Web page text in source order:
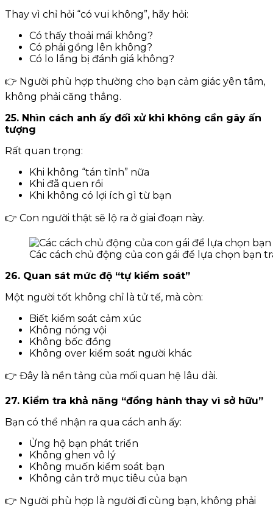
Thay vì chỉ hỏi “có vui không”, hãy hỏi:
Có thấy thoải mái không?
Có phải gồng lên không?
Có lo lắng bị đánh giá không?
👉 Người phù hợp thường cho bạn cảm giác yên tâm,
không phải căng thẳng.
25. Nhìn cách anh ấy đối xử khi không cần gây ấn
tượng
Rất quan trọng:
Khi không “tán tỉnh” nữa
Khi đã quen rồi
Khi không có lợi ích gì từ bạn
👉 Con người thật sẽ lộ ra ở giai đoạn này.
Các cách chủ động của con gái để lựa chọn bạn
26. Quan sát mức độ “tự kiểm soát”
Một người tốt không chỉ là tử tế, mà còn:
Biết kiểm soát cảm xúc
Không nóng vội
Không bốc đồng
Không over kiểm soát người khác
👉 Đây là nền tảng của mối quan hệ lâu dài.
27. Kiểm tra khả năng “đồng hành thay vì sở hữu”
Bạn có thể nhận ra qua cách anh ấy:
Ửng hộ bạn phát triển
Không ghen vô lý
Không muốn kiểm soát bạn
Không cản trở mục tiêu của bạn
👉 Người phù hợp là người đi cùng bạn, không phải